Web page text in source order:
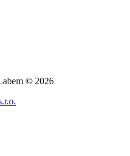
© 2026